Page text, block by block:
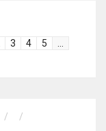
3 4 5